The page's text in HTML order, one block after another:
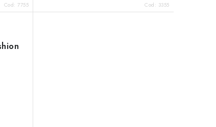
Cod:7755 Cod: 3355